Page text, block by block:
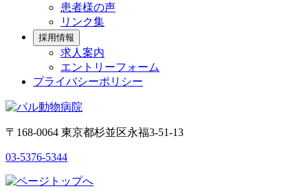
患者様の声
リンク集
採用情報
求人案内
エントリーフォーム
プライバシーポリシー
〒168-0064 東京都杉並区永福3-51-13
03-5376-5344